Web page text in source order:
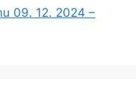
09. 12. 2024 –